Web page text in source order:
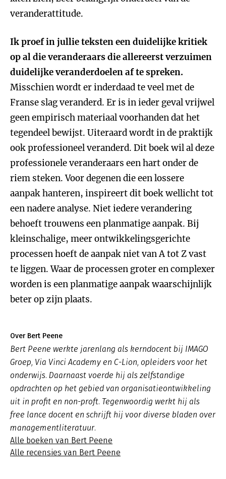
veranderattitude.
Ik proef in jullie teksten een duidelijke kritiek
op al die veranderaars die allereerst verzuimen
duidelijke veranderdoelen af te spreken.
Misschien wordt er inderdaad te veel met de
Franse slag veranderd. Er is in ieder geval vrijwel
geen empirisch materiaal voorhanden dat het
tegendeel bewijst. Uiteraard wordt in de praktijk
ook professioneel veranderd. Dit boek wil al deze
professionele veranderaars een hart onder de
riem steken. Voor degenen die een lossere
aanpak hanteren, inspireert dit boek wellicht tot
een nadere analyse. Niet iedere verandering
behoeft trouwens een planmatige aanpak. Bij
kleinschalige, meer ontwikkelingsgerichte
processen hoeft de aanpak niet van A tot Z vast
te liggen. Waar de processen groter en complexer
worden is een planmatige aanpak waarschijnlijk
beter op zijn plaats.
Over Bert Peene
Bert Peene werkte jarenlang als kerndocent bij IMAGO
Groep, Via Vinci Academy en C-Lion, opleiders voor het
onderwijs. Daarnaast voerde hij als zelfstandige
opdrachten op het gebied van organisatieontwikkeling
uit in profit en non-proft. Tegenwoordig werkt hij als
free lance docent en schrijft hij voor diverse bladen over
managementliteratuur.
Alle boeken van Bert Peene
Alle recensies van Bert Peene